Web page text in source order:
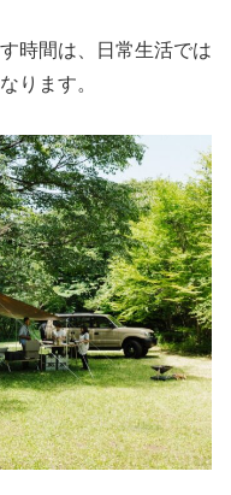
時間は、日常生活では
ります。